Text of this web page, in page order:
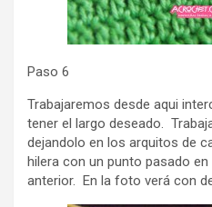
Paso 6
Trabajaremos desde aqui
tener el largo deseado.
dejandolo en los arquitos de
hilera con un punto pasado
anterior. En la foto verá con